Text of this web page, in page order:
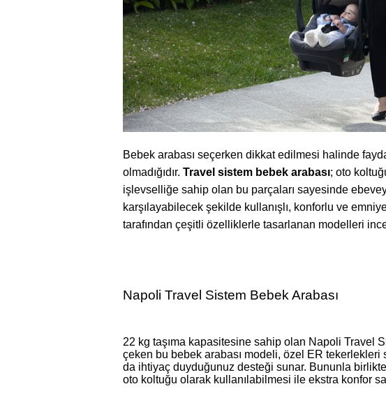
Bebek arabası seçerken dikkat edilmesi halinde
olmadığıdır. Travel sistem bebek arabası; oto
işlevselliğe sahip olan bu parçaları sayesinde
karşılayabilecek şekilde kullanışlı, konforlu ve
tarafından çeşitli özelliklerle tasarlanan modelleri
Napoli Travel Sistem Bebek Arabası
22 kg taşıma kapasitesine sahip olan Napoli Travel
çeken bu bebek arabası modeli, özel ER tekerlekleri
da ihtiyaç duyduğunuz desteği sunar. Bununla
oto koltuğu olarak kullanılabilmesi ile ekstra konfor